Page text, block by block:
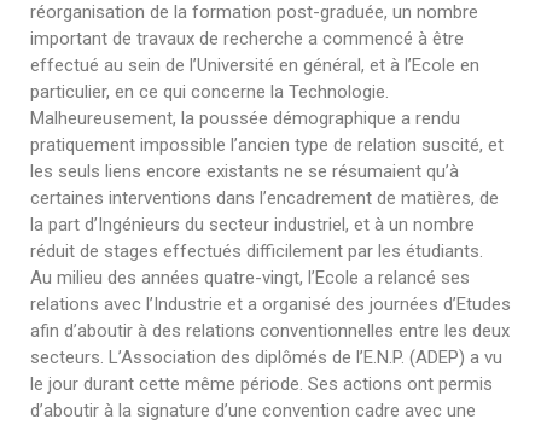
réorganisation de la formation post-graduée, un nombre
important de travaux de recherche a commencé à être
effectué au sein de l’Université en général, et à l’Ecole en
particulier, en ce qui concerne la Technologie.
Malheureusement, la poussée démographique a rendu
pratiquement impossible l’ancien type de relation suscité, et
les seuls liens encore existants ne se résumaient qu’à
certaines interventions dans l’encadrement de matières, de
la part d’Ingénieurs du secteur industriel, et à un nombre
réduit de stages effectués difficilement par les étudiants.
Au milieu des années quatre-vingt, l’Ecole a relancé ses
relations avec l’Industrie et a organisé des journées d’Etudes
afin d’aboutir à des relations conventionnelles entre les deux
secteurs. L’Association des diplômés de l’E.N.P. (ADEP) a vu
le jour durant cette même période. Ses actions ont permis
d’aboutir à la signature d’une convention cadre avec une